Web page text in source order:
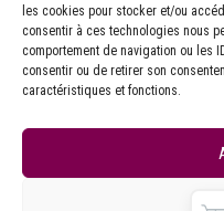
les cookies pour stocker et/ou
consentir à ces technologies nous
comportement de navigation ou les
consentir ou de retirer son
caractéristiques et fonctions.
J'ACCEPTE LES
D'UTILISATION